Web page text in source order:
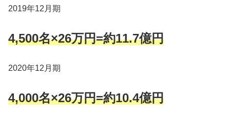
2019年12月期
4,500名×26万円=約11.7億円
2020年12月期
4,000名×26万円=約10.4億円